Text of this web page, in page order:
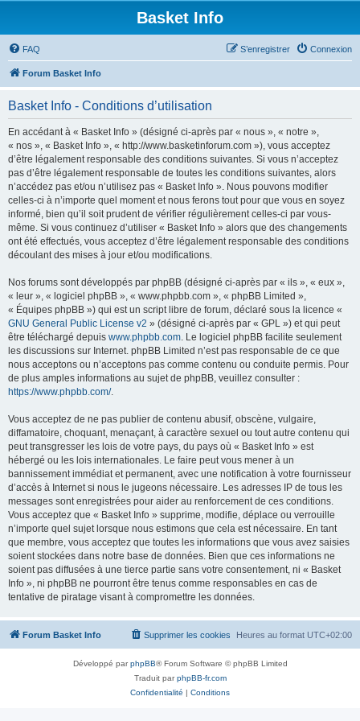
Basket Info
FAQ Connexion
S’enregistrer
Forum Basket Info
Basket Info - Conditions d’utilisation
En accédant à « Basket Info » (désigné ci-après par « nous », « notre »,
« nos », « Basket Info », « http://www.basketinforum.com »), vous acceptez
d’être légalement responsable des conditions suivantes. Si vous n’acceptez
pas d’être légalement responsable de toutes les conditions suivantes, alors
n’accédez pas et/ou n’utilisez pas « Basket Info ». Nous pouvons modifier
celles-ci à n’importe quel moment et nous ferons tout pour que vous en soyez
informé, bien qu’il soit prudent de vérifier régulièrement celles-ci par vous-
même. Si vous continuez d’utiliser « Basket Info » alors que des changements
ont été effectués, vous acceptez d’être légalement responsable des conditions
découlant des mises à jour et/ou modifications.
Nos forums sont développés par phpBB (désigné ci-après par « ils », « eux »,
« leur », « logiciel phpBB », « www.phpbb.com », « phpBB Limited »,
« Équipes phpBB ») qui est un script libre de forum, déclaré sous la licence «
GNU General Public License v2 » (désigné ci-après par « GPL ») et qui peut
être téléchargé depuis www.phpbb.com. Le logiciel phpBB facilite seulement
les discussions sur Internet. phpBB Limited n’est pas responsable de ce que
nous acceptons ou n’acceptons pas comme contenu ou conduite permis. Pour
de plus amples informations au sujet de phpBB, veuillez consulter :
https://www.phpbb.com/.
Vous acceptez de ne pas publier de contenu abusif, obscène, vulgaire,
diffamatoire, choquant, menaçant, à caractère sexuel ou tout autre contenu qui
peut transgresser les lois de votre pays, du pays où « Basket Info » est
hébergé ou les lois internationales. Le faire peut vous mener à un
bannissement immédiat et permanent, avec une notification à votre fournisseur
d’accès à Internet si nous le jugeons nécessaire. Les adresses IP de tous les
messages sont enregistrées pour aider au renforcement de ces conditions.
Vous acceptez que « Basket Info » supprime, modifie, déplace ou verrouille
n’importe quel sujet lorsque nous estimons que cela est nécessaire. En tant
que membre, vous acceptez que toutes les informations que vous avez saisies
soient stockées dans notre base de données. Bien que ces informations ne
soient pas diffusées à une tierce partie sans votre consentement, ni « Basket
Info », ni phpBB ne pourront être tenus comme responsables en cas de
tentative de piratage visant à compromettre les données.
Forum Basket Info Heures au format UTC+02:00
Supprimer les cookies
Développé parphpBB® Forum Software © phpBB Limited
Traduit parphpBB-fr.com
Confidentialité | Conditions